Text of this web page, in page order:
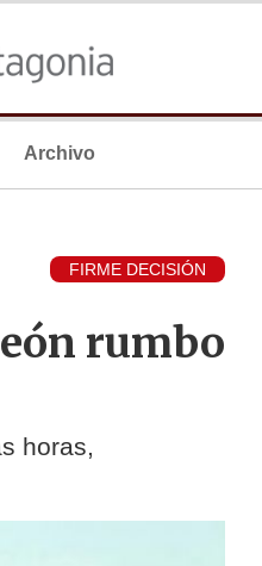
Archivo
FIRME DECISIÓN
rumbo
horas,